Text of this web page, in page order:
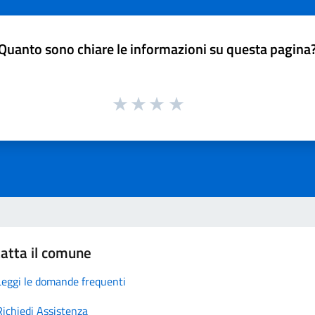
sono chiare le informazioni su questa
il comune
le domande frequenti
Assistenza